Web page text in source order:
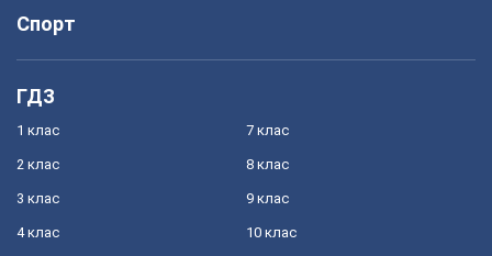
Спорт
ГДЗ
1 клас
2 клас
3 клас
4 клас
7 клас
8 клас
9 клас
10 клас